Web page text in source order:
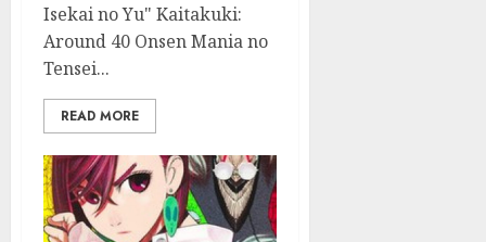
Isekai no Yu" Kaitakuki:
Around 40 Onsen Mania no
Tensei...
READ MORE